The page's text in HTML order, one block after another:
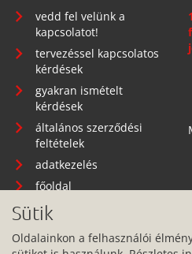
vedd fel velünk a
kapcsolatot!
tervezéssel kapcsolatos
kérdések
gyakran ismételt
kérdések
általános szerződési
feltételek
adatkezelés
főoldal
Sütik
Oldalainkon a felhasználói